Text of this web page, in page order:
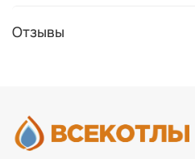
Отзывы